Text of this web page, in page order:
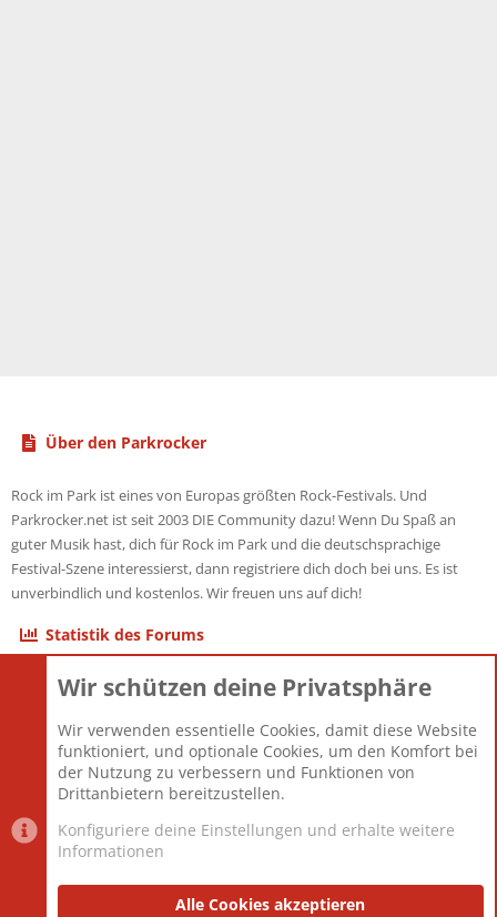
Über den Parkrocker
Rock im Park ist eines von Europas größten Rock-Festivals. Und
Parkrocker.net ist seit 2003 DIE Community dazu! Wenn Du Spaß an
guter Musik hast, dich für Rock im Park und die deutschsprachige
Festival-Szene interessierst, dann registriere dich doch bei uns. Es ist
unverbindlich und kostenlos. Wir freuen uns auf dich!
Statistik des Forums
Themen
Mitglieder
12.426
Neuestes Mitglied
nabulamisika
Datenschutzerklärung Impressum
Wir schützen deine Privatsphäre
Wir verwenden essentielle Cookies, damit diese Website
funktioniert, und optionale Cookies, um den Komfort bei
der Nutzung zu verbessern und Funktionen von
Drittanbietern bereitzustellen.
Konfiguriere deine Einstellungen und erhalte weitere
Informationen
Alle Cookies akzeptieren